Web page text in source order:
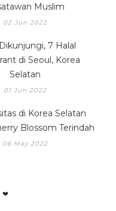
Muslim
02 Jun 2022
7 Halal
di Seoul, Korea
Selatan
01 Jun 2022
di Korea Selatan
Blossom Terindah
06 May 2022
❤